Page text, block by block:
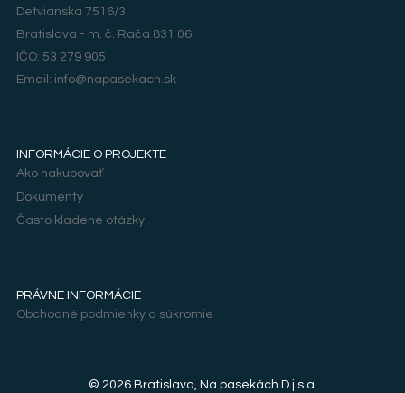
Detvianska 7516/3
Bratislava - m. č. Rača 831 06
IČO: 53 279 905
Email: info@napasekach.sk
INFORMÁCIE O PROJEKTE
Ako nakupovať
Dokumenty
Často kladené otázky
PRÁVNE INFORMÁCIE
Obchodné podmienky a súkromie
© 2026 Bratislava, Na pasekách D j.s.a.